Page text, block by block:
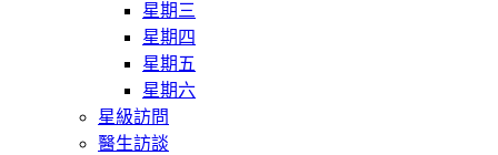
星期三
星期四
星期五
星期六
星級訪問
醫生訪談